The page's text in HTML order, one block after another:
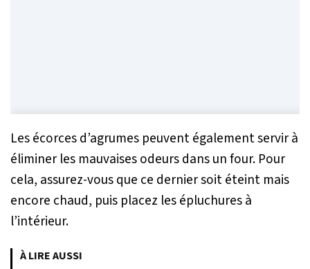
Les écorces d’agrumes peuvent également servir à
éliminer les mauvaises odeurs dans un four. Pour
cela, assurez-vous que ce dernier soit éteint mais
encore chaud, puis placez les épluchures à
l’intérieur.
À LIRE AUSSI